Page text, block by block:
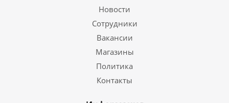
Новости
Сотрудники
Вакансии
Магазины
Политика
Контакты